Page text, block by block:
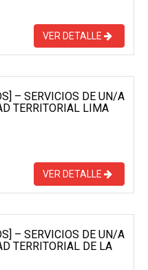
VER DETALLE
– SERVICIOS DE UN/A
TERRITORIAL LIMA
VER DETALLE
– SERVICIOS DE UN/A
TERRITORIAL DE LA